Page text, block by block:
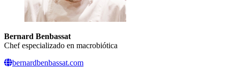
Bernard Benbassat
Chef especializado en macrobiótica
bernardbenbassat.com